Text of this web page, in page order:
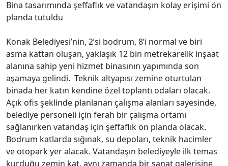
yapılacak.
Kaynak: (BYZHA) Beyaz Haber Ajansı
Tepkiniz Nedir?
Beğen0
Beğenmedim
Sevgi0